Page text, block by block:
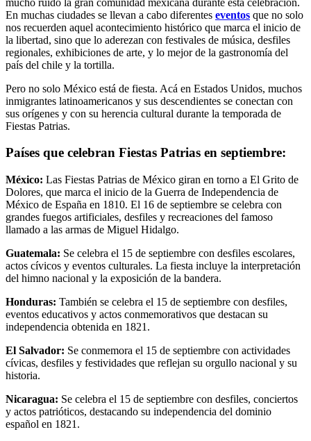
En muchas ciudades se llevan a cabo diferentes eventos que no solo
nos recuerden aquel acontecimiento histórico que marca el inicio de
la libertad, sino que lo aderezan con festivales de música, desfiles
regionales, exhibiciones de arte, y lo mejor de la gastronomía del
país del chile y la tortilla.
Pero no solo México está de fiesta. Acá en Estados Unidos, muchos
inmigrantes latinoamericanos y sus descendientes se conectan con
sus orígenes y con su herencia cultural durante la temporada de
Fiestas Patrias.
Países que celebran Fiestas Patrias en septiembre:
México: Las Fiestas Patrias de México giran en torno a El Grito de
Dolores, que marca el inicio de la Guerra de Independencia de
México de España en 1810. El 16 de septiembre se celebra con
grandes fuegos artificiales, desfiles y recreaciones del famoso
llamado a las armas de Miguel Hidalgo.
Guatemala: Se celebra el 15 de septiembre con desfiles escolares,
actos cívicos y eventos culturales. La fiesta incluye la interpretación
del himno nacional y la exposición de la bandera.
Honduras: También se celebra el 15 de septiembre con desfiles,
eventos educativos y actos conmemorativos que destacan su
independencia obtenida en 1821.
El Salvador: Se conmemora el 15 de septiembre con actividades
cívicas, desfiles y festividades que reflejan su orgullo nacional y su
historia.
Nicaragua: Se celebra el 15 de septiembre con desfiles, conciertos
y actos patrióticos, destacando su independencia del dominio
español en 1821.